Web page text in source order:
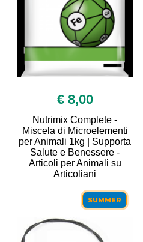
€ 8,00
Nutrimix Complete -
Miscela di Microelementi
per Animali 1kg | Supporta
Salute e Benessere -
Articoli per Animali su
Articoliani
SUMMER